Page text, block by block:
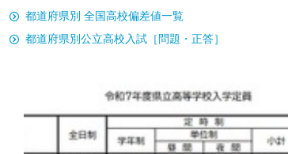
都道府県別 全国高校偏差値一覧
都道府県別公立高校入試［問題・正答］